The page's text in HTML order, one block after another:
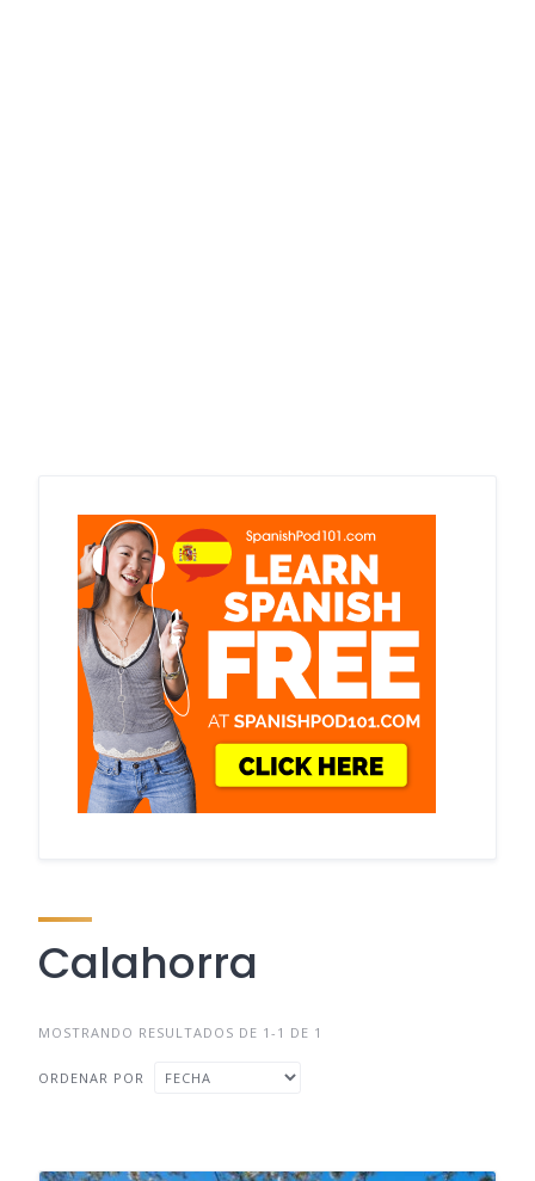
Calahorra
MOSTRANDO RESULTADOS DE 1-1 DE 1
ORDENAR POR